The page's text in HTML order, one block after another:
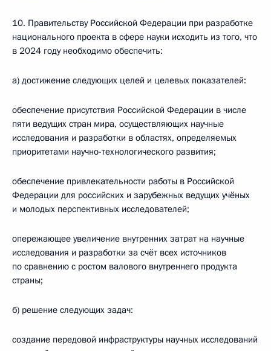
10. Правительству Российской Федерации при разработке
национального проекта в сфере науки исходить из того, что
в 2024 году необходимо обеспечить:
а) достижение следующих целей и целевых показателей:
обеспечение присутствия Российской Федерации в числе
пяти ведущих стран мира, осуществляющих научные
исследования и разработки в областях, определяемых
приоритетами научно-технологического развития;
обеспечение привлекательности работы в Российской
Федерации для российских и зарубежных ведущих учёных
и молодых перспективных исследователей;
опережающее увеличение внутренних затрат на научные
исследования и разработки за счёт всех источников
по сравнению с ростом валового внутреннего продукта
страны;
б) решение следующих задач:
создание передовой инфраструктуры научных исследований